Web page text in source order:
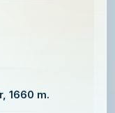
1660 m.